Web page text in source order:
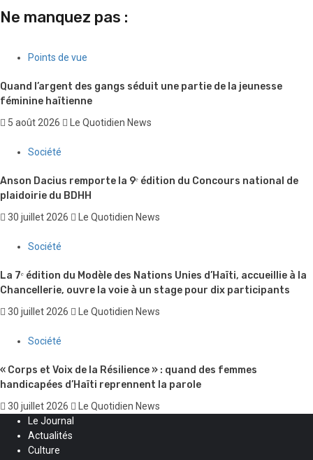
Ne manquez pas :
Points de vue
Quand l’argent des gangs séduit une partie de la jeunesse
féminine haïtienne
5 août 2026 Le Quotidien News
Société
Anson Dacius remporte la 9ᵉ édition du Concours national de
plaidoirie du BDHH
30 juillet 2026 Le Quotidien News
Société
La 7ᵉ édition du Modèle des Nations Unies d’Haïti, accueillie à la
Chancellerie, ouvre la voie à un stage pour dix participants
30 juillet 2026 Le Quotidien News
Société
« Corps et Voix de la Résilience » : quand des femmes
handicapées d’Haïti reprennent la parole
30 juillet 2026
Le Quotidien News
Le Journal
Actualités
Culture